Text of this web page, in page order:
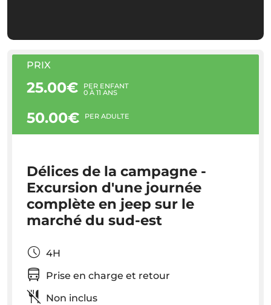
PRIX
25.00€ PER ENFANT
0 À 11 ANS
50.00€ PER ADULTE
Délices de la campagne -
Excursion d'une journée
complète en jeep sur le
marché du sud-est
4H
Prise en charge et retour
Non inclus